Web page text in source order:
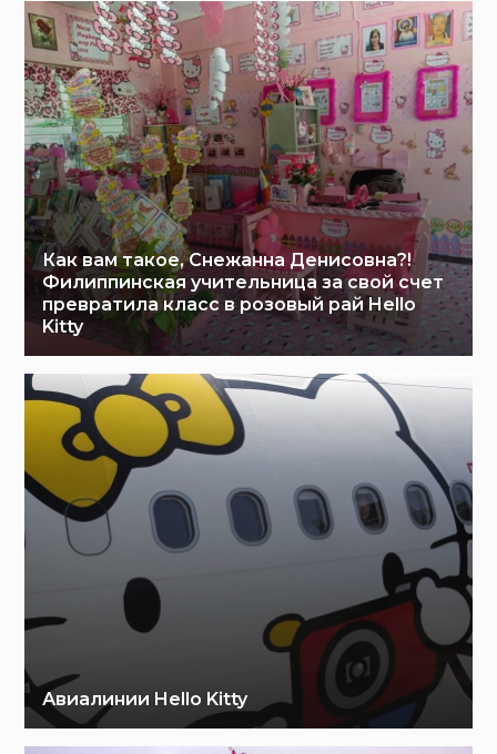
Как вам такое, Снежанна Денисовна?!
Филиппинская учительница за свой счет
превратила класс в розовый рай Hello
Kitty
Авиалинии Hello Kitty